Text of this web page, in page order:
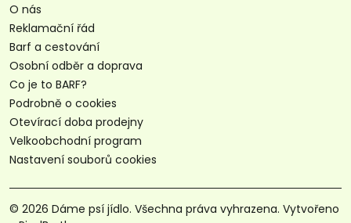
O nás
Reklamační řád
Barf a cestování
Osobní odběr a doprava
Co je to BARF?
Podrobně o cookies
Otevírací doba prodejny
Velkoobchodní program
Nastavení souborů cookies
© 2026 Dáme psí jídlo. Všechna práva vyhrazena. Vytvořeno